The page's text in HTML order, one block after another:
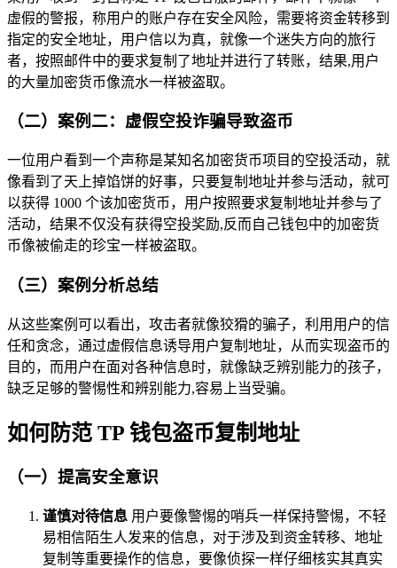
虚假的警报，称用户的账户存在安全风险，需要将资金转移到
指定的安全地址，用户信以为真，就像一个迷失方向的旅行
者，按照邮件中的要求复制了地址并进行了转账，结果,用户
的大量加密货币像流水一样被盗取。
（二）案例二：虚假空投诈骗导致盗币
一位用户看到一个声称是某知名加密货币项目的空投活动，就
像看到了天上掉馅饼的好事，只要复制地址并参与活动，就可
以获得 1000 个该加密货币，用户按照要求复制地址并参与了
活动，结果不仅没有获得空投奖励,反而自己钱包中的加密货
币像被偷走的珍宝一样被盗取。
（三）案例分析总结
从这些案例可以看出，攻击者就像狡猾的骗子，利用用户的信
任和贪念，通过虚假信息诱导用户复制地址，从而实现盗币的
目的，而用户在面对各种信息时，就像缺乏辨别能力的孩子，
缺乏足够的警惕性和辨别能力,容易上当受骗。
如何防范 TP 钱包盗币复制地址
（一）提高安全意识
谨慎对待信息 用户要像警惕的哨兵一样保持警惕，不轻
易相信陌生人发来的信息，对于涉及到资金转移、地址
复制等重要操作的信息，要像侦探一样仔细核实其真实